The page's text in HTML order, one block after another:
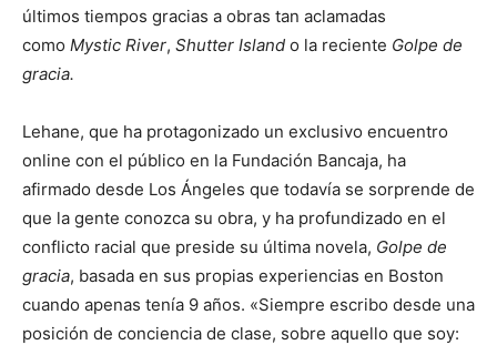
últimos tiempos gracias a obras tan aclamadas
como Mystic River, Shutter Island o la reciente Golpe de
gracia.
Lehane, que ha protagonizado un exclusivo encuentro
online con el público en la Fundación Bancaja, ha
afirmado desde Los Ángeles que todavía se sorprende de
que la gente conozca su obra, y ha profundizado en el
conflicto racial que preside su última novela, Golpe de
gracia, basada en sus propias experiencias en Boston
cuando apenas tenía 9 años. «Siempre escribo desde una
posición de conciencia de clase, sobre aquello que soy: